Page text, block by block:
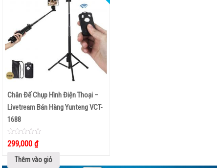
ĐẾ
KẸP
GẬY
ĐÈN
PIN
ĐÈN
Chân Đế Chụp Hình Điện Thoại –
Livetream Bán Hàng Yunteng VCT-
1688
0
out
299,000₫
Thêm vào giỏ